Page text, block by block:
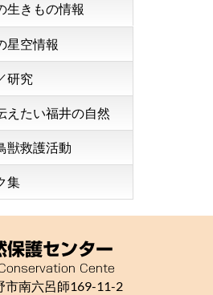
生きもの情報
星空情報
研究
えたい福井の自然
獣救護活動
集
市南六呂師169-11-2